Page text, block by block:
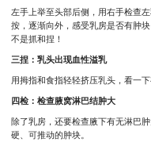
左手上举至头部后侧，用右手检查
按，逐渐向外，感受乳房是否有肿
不是抓和捏！
三捏：乳头出现血性溢乳
用拇指和食指轻轻挤压乳头，看一
四检：检查腋窝淋巴结肿大
除了乳房，还要检查腋下有无淋巴
硬、可推动的肿块。